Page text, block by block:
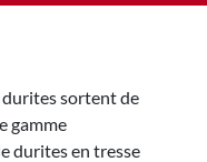
durites sortent de
gamme
durites en tresse